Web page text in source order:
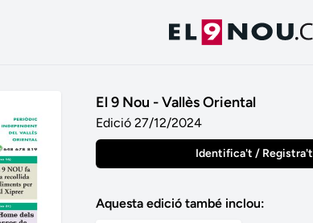
El 9 Nou - Vallès Oriental
Edició 27/12/2024
Identifica't / Registra't
Aquesta edició també inclou: